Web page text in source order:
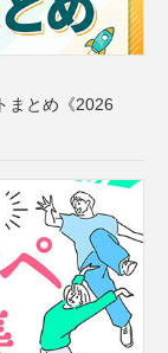
まとめ《2026